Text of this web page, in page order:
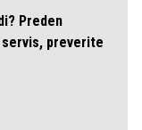
Preden
preverite